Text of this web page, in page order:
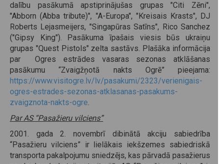
dalību pasākumā apstiprinājušas grupas "Citi Zēni",
"Abborn (Abba tribute)", "A-Europa", "Kreisais Krasts", DJ
Roberts Lejasmeijers, "Singapūras Satīns", Rico Sanchez
("Gipsy King"). Pasākuma īpašais viesis būs ukraiņu
grupas "Quest Pistols" zelta sastāvs. Plašāka informācija
par Ogres estrādes vasaras sezonas atklāšanas
pasākumu “Zvaigžņotā nakts Ogrē” pieejama:
https://www.visitogre.lv/lv/pasakumi/2323/verienigais-
ogres-estrades-sezonas-atklasanas-pasakums-
zvaigznota-nakts-ogre
Par AS “Pasažieru vilciens”
2001. gada 2. novembrī dibinātā akciju sabiedrība
“Pasažieru vilciens” ir lielākais iekšzemes sabiedriskā
transporta pakalpojumu sniedzējs, kas pārvadā pasažierus